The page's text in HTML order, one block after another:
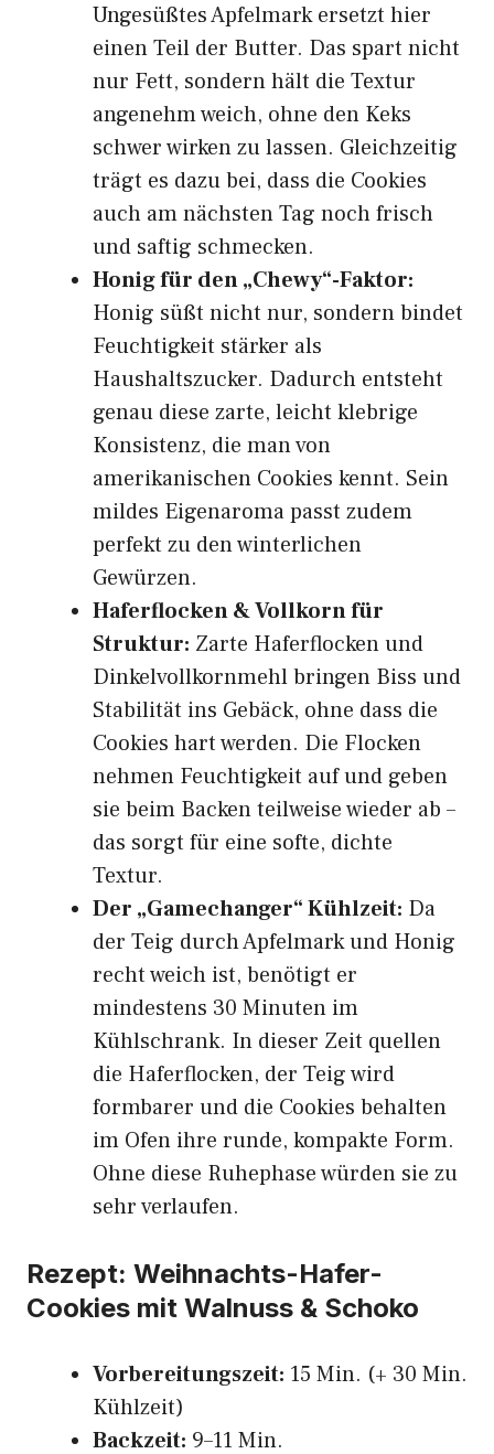
Ungesüßtes Apfelmark ersetzt hier
einen Teil der Butter. Das spart nicht
nur Fett, sondern hält die Textur
angenehm weich, ohne den Keks
schwer wirken zu lassen. Gleichzeitig
trägt es dazu bei, dass die Cookies
auch am nächsten Tag noch frisch
und saftig schmecken.
Honig für den „Chewy“-Faktor:
Honig süßt nicht nur, sondern bindet
Feuchtigkeit stärker als
Haushaltszucker. Dadurch entsteht
genau diese zarte, leicht klebrige
Konsistenz, die man von
amerikanischen Cookies kennt. Sein
mildes Eigenaroma passt zudem
perfekt zu den winterlichen
Gewürzen.
Haferflocken & Vollkorn für
Struktur: Zarte Haferflocken und
Dinkelvollkornmehl bringen Biss und
Stabilität ins Gebäck, ohne dass die
Cookies hart werden. Die Flocken
nehmen Feuchtigkeit auf und geben
sie beim Backen teilweise wieder ab –
das sorgt für eine softe, dichte
Textur.
Der „Gamechanger“ Kühlzeit: Da
der Teig durch Apfelmark und Honig
recht weich ist, benötigt er
mindestens 30 Minuten im
Kühlschrank. In dieser Zeit quellen
die Haferflocken, der Teig wird
formbarer und die Cookies behalten
im Ofen ihre runde, kompakte Form.
Ohne diese Ruhephase würden sie zu
sehr verlaufen.
Rezept: Weihnachts-Hafer-
Cookies mit Walnuss & Schoko
Vorbereitungszeit: 15 Min. (+ 30 Min.
Kühlzeit)
Backzeit: 9–11 Min.